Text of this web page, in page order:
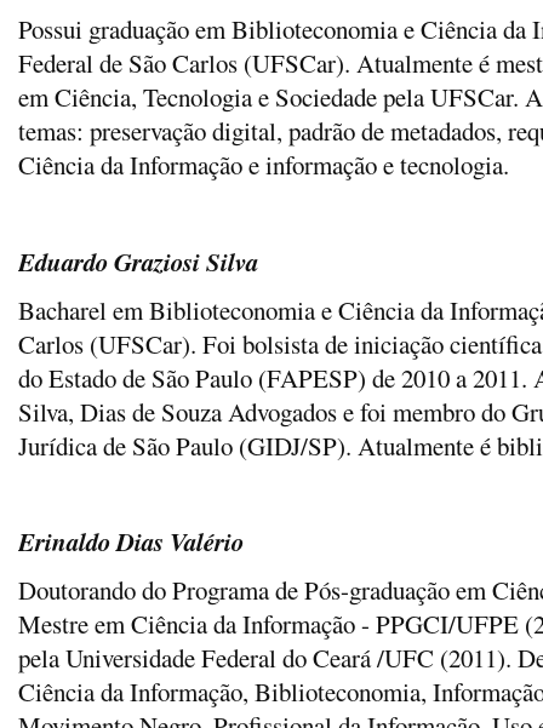
Possui graduação em Biblioteconomia e Ciência da
Federal de São Carlos (UFSCar). Atualmente é
em Ciência, Tecnologia e Sociedade pela UFSCar.
temas: preservação digital, padrão de metadados,
Ciência da Informação e informação e tecnologia.
Eduardo Graziosi Silva
Bacharel em Biblioteconomia e Ciência da
Carlos (UFSCar). Foi bolsista de iniciação
do Estado de São Paulo (FAPESP) de 2010 a
Silva, Dias de Souza Advogados e foi membro do
Jurídica de São Paulo (GIDJ/SP). Atualmente é
Erinaldo Dias Valério
Doutorando do Programa de Pós-graduação em
Mestre em Ciência da Informação - PPGCI/UFPE
pela Universidade Federal do Ceará /UFC (2011).
Ciência da Informação, Biblioteconomia,